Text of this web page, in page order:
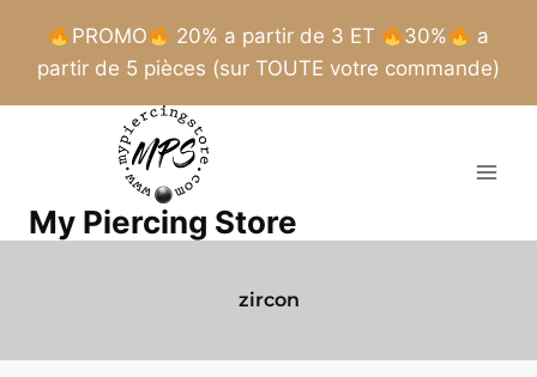
PROMO 20% a partir de 3 ET 30%
a
partir de 5 pièces (sur TOUTE votre commande)
My Piercing Store
zircon